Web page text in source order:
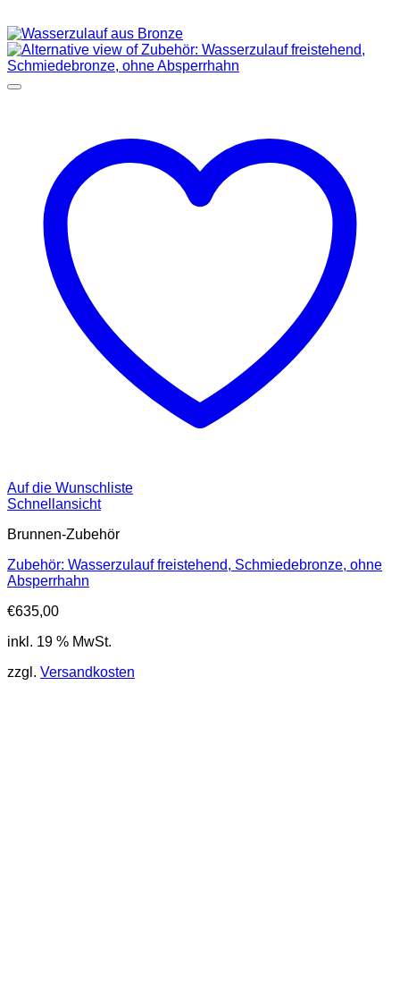
Auf die Wunschliste
Schnellansicht
Brunnen-Zubehör
Zubehör: Wasserzulauf freistehend, Schmiedebronze, ohne
Absperrhahn
€635,00
inkl. 19 % MwSt.
zzgl. Versandkosten